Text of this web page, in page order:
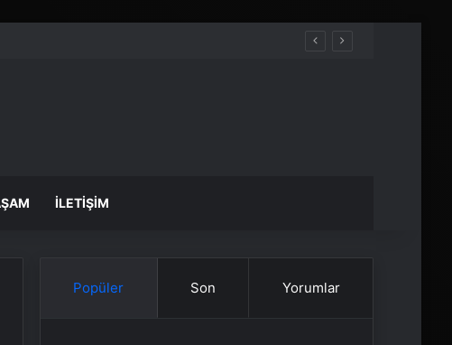
İLETIŞIM
Popüler Son Yorumlar